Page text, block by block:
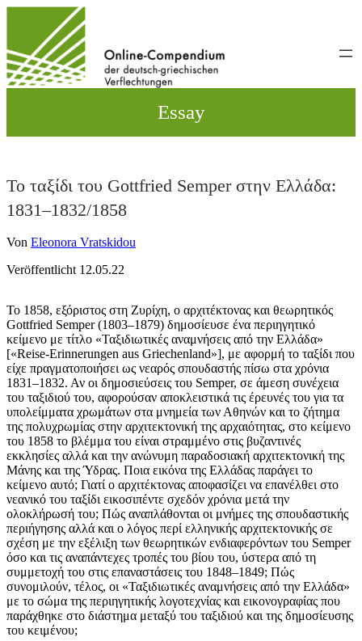
wechseln
Essay
Το ταξίδι του Gottfried Semper στην Ελλάδα:
1831–1832/1858
Von Eleonora Vratskidou
Veröffentlicht 12.05.22
Το 1858, εξόριστος στη Ζυρίχη, ο αρχιτέκτονας και θεωρητικός
Gottfried Semper (1803–1879) δημοσίευσε ένα περιηγητικό
κείμενο με τίτλο «Ταξιδιωτικές αναμνήσεις από την Ελλάδα»
[«Reise-Erinnerungen aus Griechenland»], με αφορμή το ταξίδι που
είχε πραγματοποιήσει ως νεαρός σπουδαστής πίσω στα χρόνια
1831–1832. Αν οι δημοσιεύσεις του Semper, σε άμεση συνέχεια
του ταξιδιού του, αφορούσαν αποκλειστικά τις έρευνές του για τα
υπολείμματα χρωμάτων στα μνημεία των Αθηνών και το ζήτημα
της πολυχρωμίας στην αρχιτεκτονική της αρχαιότητας, στο κείμενο
του 1858 το βλέμμα του είναι στραμμένο στις βυζαντινές
εκκλησίες αλλά και την ανώνυμη παραδοσιακή αρχιτεκτονική της
Μάνης και της Ύδρας. Ποια εικόνα της Ελλάδας παράγει το
κείμενο αυτό; Γιατί ο αρχιτέκτονας αποφασίζει να επανέλθει στο
νεανικό του ταξίδι εικοσιπέντε σχεδόν χρόνια μετά την
ολοκλήρωσή του; Πώς αναπλάθονται οι μνήμες της σπουδαστικής
περιήγησης αλλά και ο λόγος περί ελληνικής αρχιτεκτονικής σε
σχέση με την εξέλιξη των θεωρητικών ενδιαφερόντων του Semper
όσο και τις αναπάντεχες τροπές του βίου του, ύστερα από τη
συμμετοχή του στις επαναστάσεις του 1848–1849; Πώς
συνομιλούν, τέλος, οι «Ταξιδιωτικές αναμνήσεις από την Ελλάδα»
με το σώμα της περιηγητικής λογοτεχνίας και εικονογραφίας που
παράχθηκε στο διάστημα μεταξύ του ταξιδιού και της δημοσίευσης
του κειμένου;